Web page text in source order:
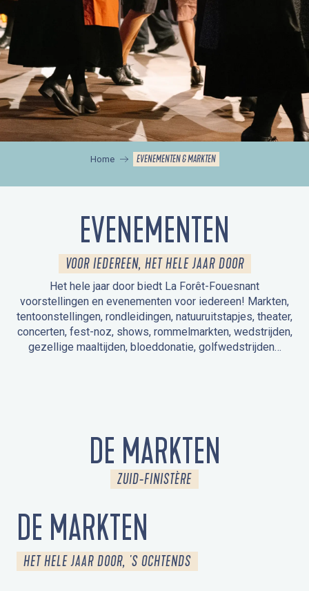
Home EVENEMENTEN & MARKTEN
EVENEMENTEN
VOOR IEDEREEN, HET HELE JAAR DOOR
Het hele jaar door biedt La Forêt-Fouesnant
voorstellingen en evenementen voor iedereen! Markten,
tentoonstellingen, rondleidingen, natuuruitstapjes, theater,
concerten, fest-noz, shows, rommelmarkten, wedstrijden,
gezellige maaltijden, bloeddonatie, golfwedstrijden…
DE MARKTEN
ZUID-FINISTÈRE
DE MARKTEN
HET HELE JAAR DOOR, 'S OCHTENDS